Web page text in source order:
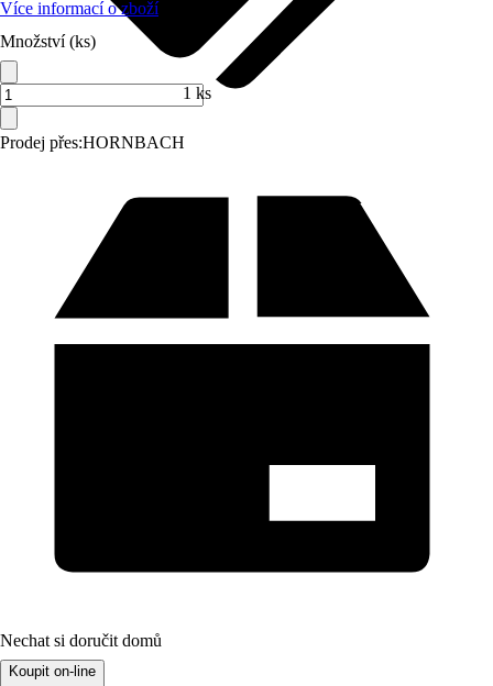
Prodej přes:HORNBACH
Více informací o zboží
Množství (ks)
1 ks
Nechat si doručit domů
Koupit on-line